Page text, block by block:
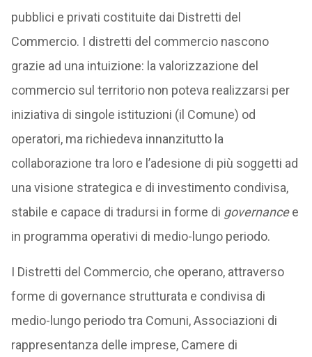
pubblici e privati costituite dai Distretti del
Commercio. I distretti del commercio nascono
grazie ad una intuizione: la valorizzazione del
commercio sul territorio non poteva realizzarsi per
iniziativa di singole istituzioni (il Comune) od
operatori, ma richiedeva innanzitutto la
collaborazione tra loro e l’adesione di più soggetti ad
una visione strategica e di investimento condivisa,
stabile e capace di tradursi in forme di governancee
in programma operativi di medio-lungo periodo.
I Distretti del Commercio, che operano, attraverso
forme di governance strutturata e condivisa di
medio-lungo periodo tra Comuni, Associazioni di
rappresentanza delle imprese, Camere di